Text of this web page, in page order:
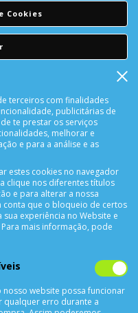
Cookies
terceiros com finalidades
publicitárias de
te prestar os serviços
melhorar e
e para a análise e as
estes cookies no navegador
clique nos diferentes títulos
e para alterar a nossa
conta que o bloqueio de certos
experiência no Website e
mais informação, pode
website possa funcionar
qualquer erro durante a